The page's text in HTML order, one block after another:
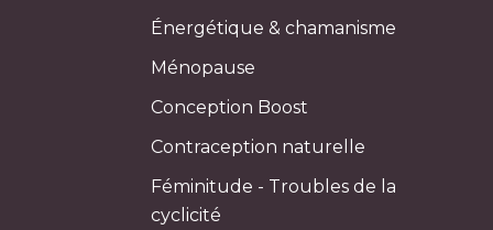
Énergétique & chamanisme
Ménopause
Conception Boost
Contraception naturelle
Féminitude - Troubles de la
cyclicité